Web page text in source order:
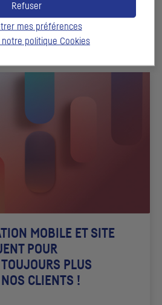
ENTREPRISES
MOBILE ET SITE
POUR
PLUS
CLIENTS !
Refuser
mes préférences
notre politique Cookies